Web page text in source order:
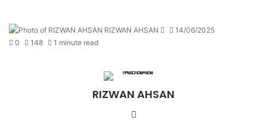
RIZWAN AHSAN
Send14/06/2025
0
148 1 minute read
RIZWAN AHSAN